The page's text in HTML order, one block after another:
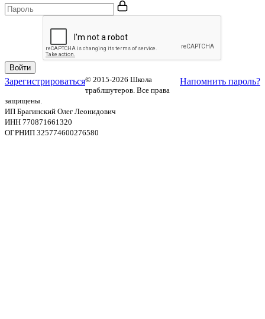
Зарегистрироваться Напомнить пароль?
© 2015-2026 Школа
траблшутеров. Все права
защищены.
ИП Брагинский Олег Леонидович
ИНН 770871661320
ОГРНИП 325774600276580